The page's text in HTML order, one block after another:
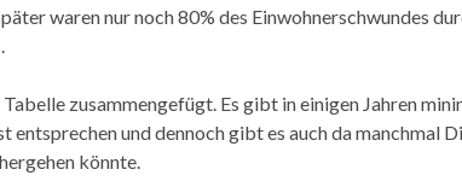
waren nur noch 80% des Einwohnerschwundes
zusammengefügt. Es gibt in einigen Jahren
und dennoch gibt es auch da manchmal
könnte.